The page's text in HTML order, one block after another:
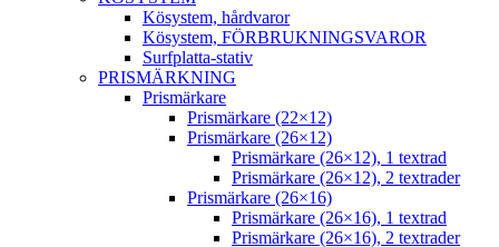
Kösystem, hårdvaror
Kösystem, FÖRBRUKNINGSVAROR
Surfplatta-stativ
PRISMÄRKNING
Prismärkare
Prismärkare (22×12)
Prismärkare (26×12)
Prismärkare (26×12), 1 textrad
Prismärkare (26×12), 2 textrader
Prismärkare (26×16)
Prismärkare (26×16), 1 textrad
Prismärkare (26×16), 2 textrader